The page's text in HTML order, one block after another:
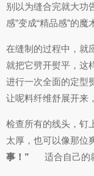
别以为缝合完就大功
感”变成“精品感”的魔
在缝制的过程中，就
就把它劈开熨平，这
进行一次全面的定型
让呢料纤维舒展开来
检查所有的线头，钉
太厚，也可以像那位
事！”
适合自己的